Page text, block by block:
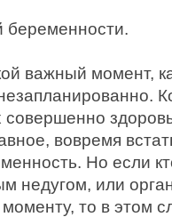
беременности.
важный момент,
вовремя
Но если
недугом, или
моменту, то в этом